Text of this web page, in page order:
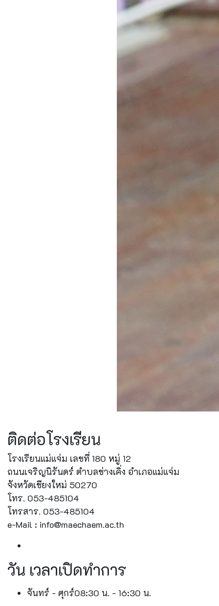
ติดต่อโรงเรียน
โรงเรียนแม่แจ่ม เลขที่ 180 หมู่ 12
ถนนเจริญนิรันดร์ ตำบลช่างเคิ่ง อำเภอแม่แจ่ม
จังหวัดเชียงใหม่ 50270
โทร. 053-485104
โทรสาร. 053-485104
e-Mail : info@maechaem.ac.th
วัน เวลาเปิดทำการ
จันทร์ - ศุกร์08:30 น. - 16:30 น.